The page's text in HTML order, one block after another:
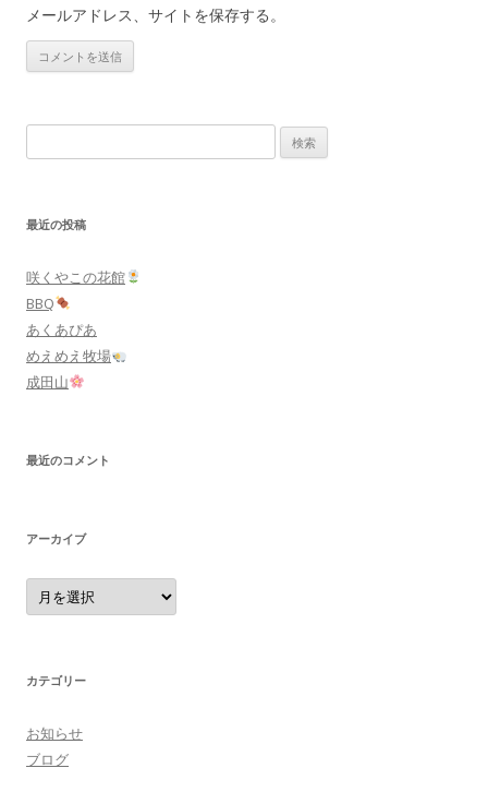
メールアドレス、サイトを保存する。
索:
最近の投稿
咲くやこの花館
BBQ
あくあぴあ
めえめえ牧場
成田山
最近のコメント
アーカイブ
ア
ー
カ
カテゴリー
お知らせ
ブログ